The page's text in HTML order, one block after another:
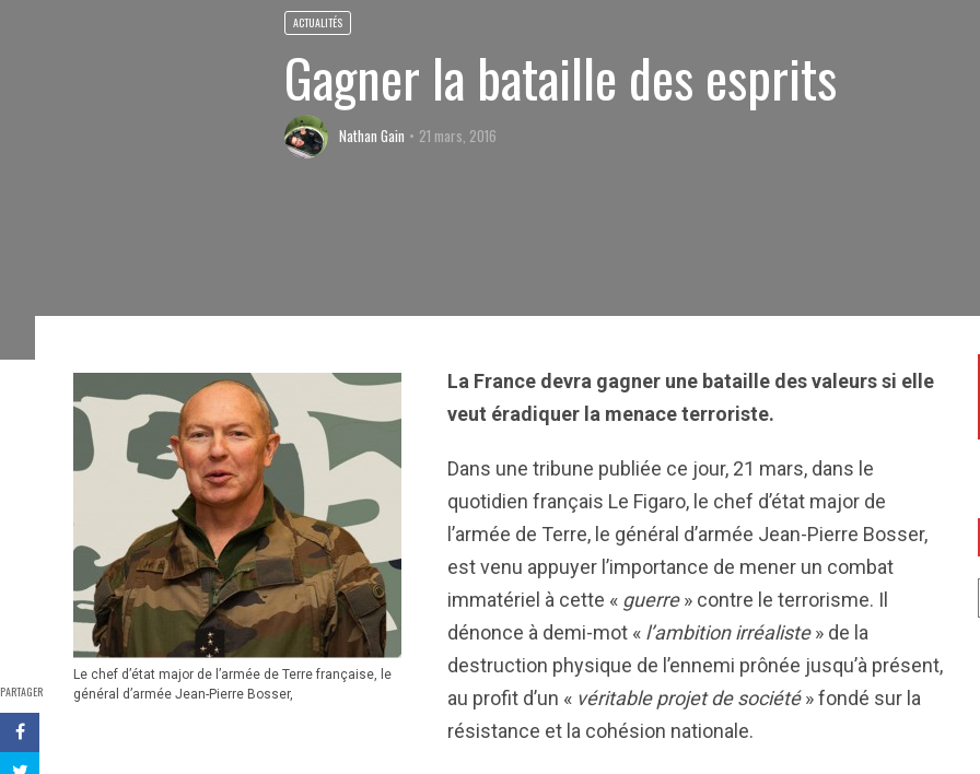
ACTUALITÉS
Gagner la bataille des esprits
Nathan Gain 21 mars, 2016
PARTAGER
Le chef d’état major de l’armée de Terre française, le
général d’armée Jean-Pierre Bosser,
La France devra gagner une bataille des valeurs si elle
veut éradiquer la menace terroriste.
Dans une tribune publiée ce jour, 21 mars, dans le
quotidien français Le Figaro, le chef d’état major de
l’armée de Terre, le général d’armée Jean-Pierre Bosser,
est venu appuyer l’importance de mener un combat
immatériel à cette « guerre» contre le terrorisme. Il
dénonce à demi-mot « l’ambition irréaliste» de la
destruction physique de l’ennemi prônée jusqu’à présent,
au profit d’un « véritable projet de société» fondé sur la
résistance et la cohésion nationale.